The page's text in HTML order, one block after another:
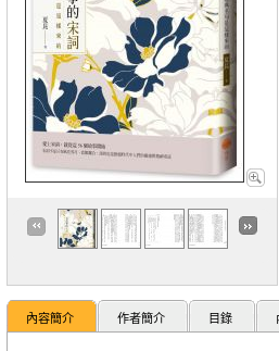
內容簡介 作者簡介 目錄